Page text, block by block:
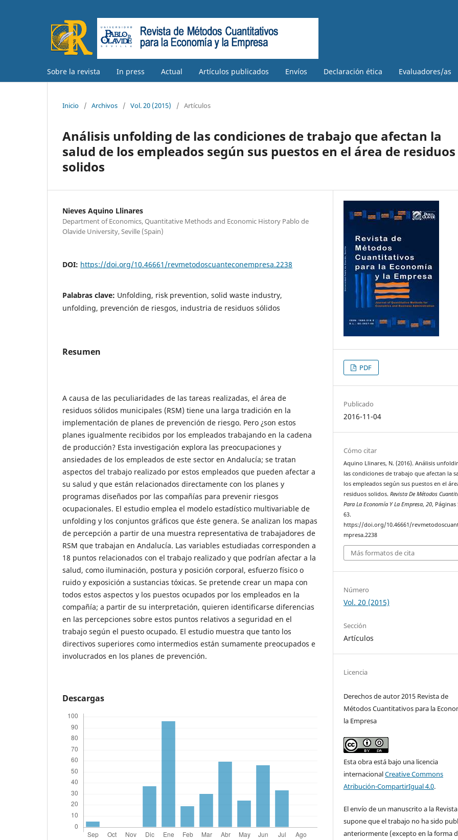
Sobre la revista In press Actual Artículos publicados Envíos Declaración ética Evaluadores/as
Inicio / Archivos / Vol. 20 (2015) / Artículos
Análisis unfolding de las condiciones de trabajo que afectan la
salud de los empleados según sus puestos en el área de residuos
solidos
Nieves Aquino Llinares
Department of Economics, Quantitative Methods and Economic History Pablo de
Olavide University, Seville (Spain)
DOI: https://doi.org/10.46661/revmetodoscuanteconempresa.2238
Palabras clave: Unfolding, risk prevention, solid waste industry,
unfolding, prevención de riesgos, industria de residuos sólidos
Resumen
A causa de las peculiaridades de las tareas realizadas, el área de
residuos sólidos municipales (RSM) tiene una larga tradición en la
implementación de planes de prevención de riesgo. Pero ¿son estos
planes igualmente recibidos por los empleados trabajando en la cadena
de producción? Esta investigación explora las preocupaciones y
ansiedades de los empleados de este sector en Andalucía; se tratan
aspectos del trabajo realizado por estos empleados que pueden afectar a
su salud y que están relacionados directamente con los planes y
programas diseñados por las compañías para prevenir riesgos
ocupacionales. El estudio emplea el modelo estadístico multivariable de
unfolding y los conjuntos gráficos que éste genera. Se analizan los mapas
de percepción a partir de una muestra representativa de trabajadores de
RSM que trabajan en Andalucía. Las variables estudiadas corresponden a
18 puntos relacionados con el trabajo realizado y que podrían afectar a la
salud, como iluminación, postura y posición corporal, esfuerzo físico o
ruido y exposición a sustancias tóxicas. Se pretende crear un mapa con
todos estos aspectos y los puestos ocupados por los empleados en la
compañía; a partir de su interpretación, quieren identificarse diferencias
en las percepciones sobre estos puntos relativos a seguridad en el
trabajo según el puesto ocupado. El estudio muestra que tanto los
directivos superiores como intermedios están sumamente preocupados e
involucrados en los planes de prevención.
Descargas
PDF
Publicado
2016-11-04
Cómo citar
Aquino Llinares, N. (2016). Análisis
las condiciones de trabajo que afectan la
los empleados según sus puestos en el
residuos solidos.Revista De Métodos
Para La Economía Y La Empresa,20, Páginas
63.
https://doi.org/10.46661/
mpresa.2238
Más formatos de cita
Número
Vol. 20 (2015)
Sección
Artículos
Licencia
Derechos de autor 2015 Revista de
Métodos Cuantitativos para la
la Empresa
Esta obra está bajo una licencia
internacionalCreative Commons
Atribución-CompartirIgual 4.0.
El envío de un manuscrito a la Revista
supone que el trabajo no ha sido
anteriormente (excepto en la forma